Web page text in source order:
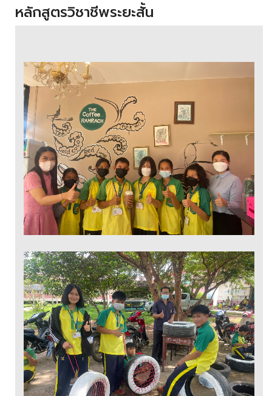
หลักสูตรวิชาชีพระยะสั้น
ธุรกิจกาแฟ
ผลิตภัณฑ์จากยาง
รถยนต์